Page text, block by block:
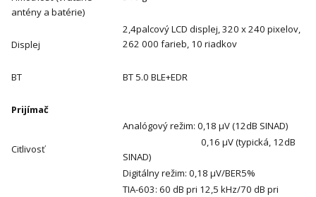
antény a batérie)
Displej
2,4palcový LCD displej, 320 x 240 pixelov,
262 000 farieb, 10 riadkov
BT BT 5.0 BLE+EDR
Prijímač
Citlivosť
Analógový režim: 0,18 μV (12dB SINAD)
0,16 μV (typická, 12dB
SINAD)
Digitálny režim: 0,18 μV/BER5%
TIA-603: 60 dB pri 12,5 kHz/70 dB pri